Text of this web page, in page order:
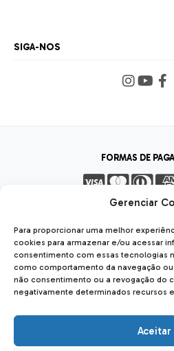
Gerenciar
Para proporcionar uma melhor
cookies para armazenar e/ou acessar
consentimento com essas tecnologias
como comportamento da navegação
não consentimento ou a revogação do
negativamente determinados recursos
Aceitar
SIGA-NOS
FORMAS DE
SSL Seguro